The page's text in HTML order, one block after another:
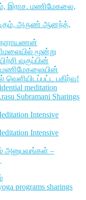
இராச. மணிமேகலை,
அருண் ஆனந்த்,
நாராயணன்
மூன்று
வகுப்பின்
மணிமேகலையின்
பகிர்வு!
meditation
Subramani Sharings
Intensive
Intensive
அனுபவங்கள் –
programs sharings